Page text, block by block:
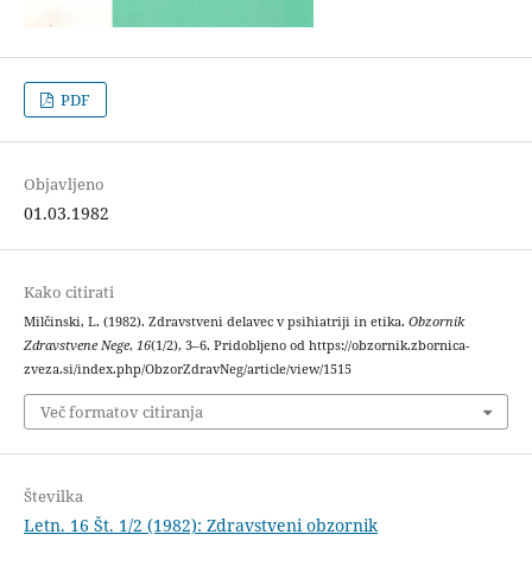
PDF
Objavljeno
01.03.1982
Kako citirati
Milčinski, L. (1982). Zdravstveni delavec v psihiatriji in etika. Obzornik
Zdravstvene Nege, 16(1/2), 3–6. Pridobljeno od https://obzornik.zbornica-
zveza.si/index.php/ObzorZdravNeg/article/view/1515
Več formatov citiranja
Številka
Letn. 16 Št. 1/2 (1982): Zdravstveni obzornik